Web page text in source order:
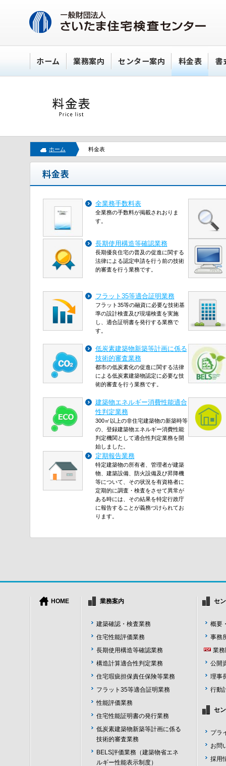
ホーム 業務案内 センター案内 料金表 書
ホーム 料金表
料金表
全業務手数料表
全業務の手数料が掲載されおりま
す。
長期使用構造等確認業務
長期優良住宅の普及の促進に関する
法律による認定申請を行う前の技術
的審査を行う業務です。
フラット35等適合証明業務
フラット35等の融資に必要な技術基
準の設計検査及び現場検査を実施
し、適合証明書を発行する業務で
す。
低炭素建築物新築等計画に係る
技術的審査業務
都市の低炭素化の促進に関する法律
による低炭素建築物認定に必要な技
術的審査を行う業務です。
建築物エネルギー消費性能適合
性判定業務
300㎡以上の非住宅建築物の新築時等
の、登録建築物エネルギー消費性能
判定機関として適合性判定業務を開
始しました。
定期報告業務
特定建築物の所有者、管理者が建築
物、建築設備、防火設備及び昇降機
等について、その状況を有資格者に
定期的に調査・検査をさせて異常が
ある時には、その結果を特定行政庁
に報告することが義務づけられてお
ります。
HOME 業務案内
建築確認・検査業務
住宅性能評価業務
長期使用構造等確認業務
構造計算適合性判定業務
住宅瑕疵担保責任保険等業務
フラット35等適合証明業務
性能評価業務
住宅性能証明書の発行業務
低炭素建築物新築等計画に係る
技術的審査業務
BELS評価業務（建築物省エネ
ルギー性能表示制度）
セ
概要
事務
業
公開
理事
行動
セ
プラ
お問
採用